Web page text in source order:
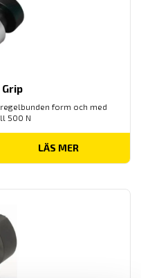
form och med
500 N
LÄS MER